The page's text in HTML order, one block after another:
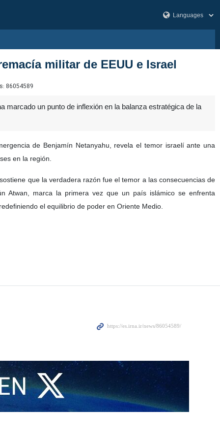
militar de EEUU e Israel
86054589
marcado un punto de inflexión en la balanza estratégica de la
de Benjamín Netanyahu, revela el temor israelí ante una
en la región.
que la verdadera razón fue el temor a las consecuencias de
Atwan, marca la primera vez que un país islámico se enfrenta
el equilibrio de poder en Oriente Medio.